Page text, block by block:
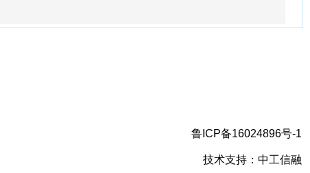
鲁ICP备16024896号-1
技术支持：中工信融